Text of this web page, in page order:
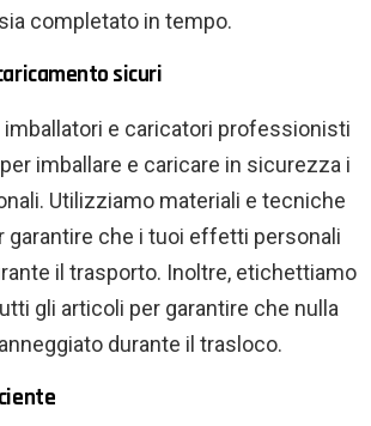
completato in tempo.
sicuri
imballatori e caricatori professionisti
imballare e caricare in sicurezza i
Utilizziamo materiali e tecniche
garantire che i tuoi effetti personali
il trasporto. Inoltre, etichettiamo
gli articoli per garantire che nulla
durante il trasloco.